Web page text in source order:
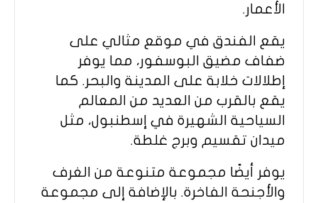
الأعمار.
يقع الفندق في موقع مثالي على
ضفاف مضيق البوسفور، مما يوفر
إطلالات خلابة على المدينة والبحر. كما
يقع بالقرب من العديد من المعالم
السياحية الشهيرة في إسطنبول، مثل
ميدان تقسيم وبرج غلطة.
يوفر أيضًا مجموعة متنوعة من الغرف
والأجنحة الفاخرة. بالإضافة إلى مجموعة